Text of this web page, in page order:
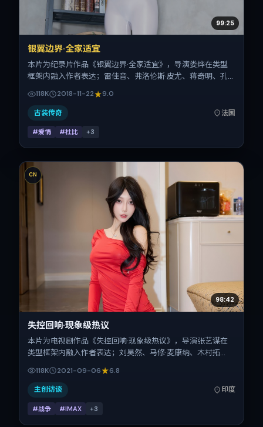
99:25
银翼边界·全家适宜
本片为纪录片作品《银翼边界·全家适宜》，导演娄烨在类型
框架内融入作者表达；雷佳音、弗洛伦斯·皮尤、蒋奇明、孔
为爱情，主拍摄地与出品背景为法国。上映时间 2018年11月
22日（公映登记日 2018-11-22），全片131分钟，节奏张弛有
118K 2018-11-22 9.0
古装传奇 法国
#爱情 #杜比 +3
CN
98:42
失控回响·现象级热议
本片为电视剧作品《失控回响·现象级热议》，导演张艺谋在
类型框架内融入作者表达；刘昊然、马修·麦康纳、木村拓
哉、刘青云在片中承担多重关系线。故事类型为战争，主拍摄
地与出品背景为印度。上映时间 2021年9月6日（公映登记日
2021-09-06），全片98分钟，节奏张弛有度。
118K 2021-09-06 6.8
主创访谈 印度
#战争 #IMAX +3